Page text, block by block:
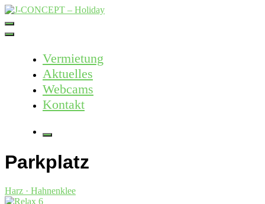
Skip
to
content
Vermietung
Aktuelles
Webcams
Kontakt
More
Parkplatz
Harz · Hahnenklee